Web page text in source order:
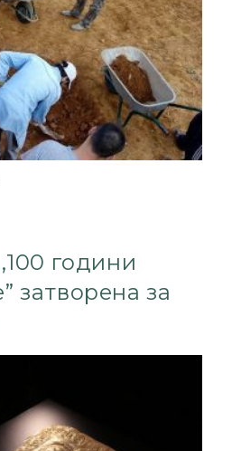
години
затворена за